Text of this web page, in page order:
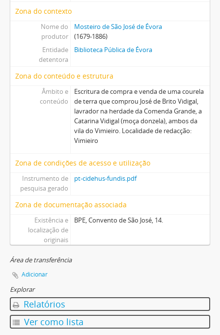
Zona do contexto
Nome do
produtor
Mosteiro de São José de Évora
(1679-1886)
Entidade
detentora
Biblioteca Pública de Évora
Zona do conteúdo e estrutura
Âmbito e
conteúdo
Escritura de compra e venda de uma courela
de terra que comprou José de Brito Vidigal,
lavrador na herdade da Comenda Grande, a
Catarina Vidigal (moça donzela), ambos da
vila do Vimieiro. Localidade de redacção:
Vimieiro
Zona de condições de acesso e utilização
Instrumento de
pesquisa gerado
pt-cidehus-fundis.pdf
Zona de documentação associada
Existência e
localização de
originais
BPE, Convento de São José, 14.
Área de transferência
Adicionar
Explorar
Relatórios
Ver como lista